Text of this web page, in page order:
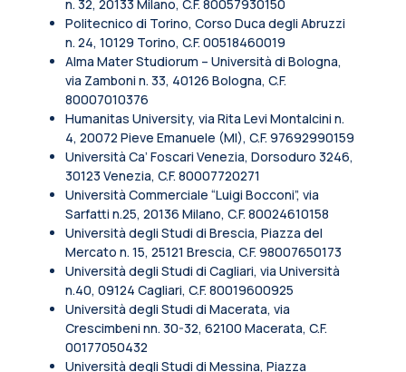
n. 32, 20133 Milano, C.F. 80057930150
Politecnico di Torino, Corso Duca degli Abruzzi
n. 24, 10129 Torino, C.F. 00518460019
Alma Mater Studiorum – Università di Bologna,
via Zamboni n. 33, 40126 Bologna, C.F.
80007010376
Humanitas University, via Rita Levi Montalcini n.
4, 20072 Pieve Emanuele (MI), C.F. 97692990159
Università Ca’ Foscari Venezia, Dorsoduro 3246,
30123 Venezia, C.F. 80007720271
Università Commerciale “Luigi Bocconi”, via
Sarfatti n.25, 20136 Milano, C.F. 80024610158
Università degli Studi di Brescia, Piazza del
Mercato n. 15, 25121 Brescia, C.F. 98007650173
Università degli Studi di Cagliari, via Università
n.40, 09124 Cagliari, C.F. 80019600925
Università degli Studi di Macerata, via
Crescimbeni nn. 30-32, 62100 Macerata, C.F.
00177050432
Università degli Studi di Messina, Piazza